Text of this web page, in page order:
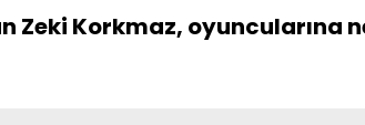
Zeki Korkmaz, oyuncularına